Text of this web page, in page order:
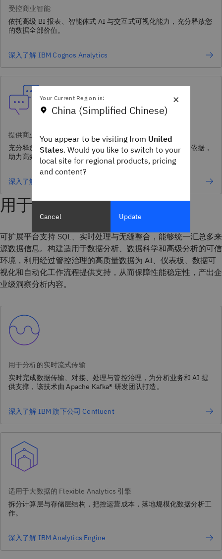
受控商业智能
依托高级 BI 报表、智能体式 AI 与交互式可视化能力，充分释放您
的数据全部价值。
深入了解 IBM Cognos Analytics
提供商业洞察分析的 AI 智能体
充分释放数据内在价值，并将其转化为清晰可操作的的参考依据，
助力高效科学决策。
深入了解 IBM® watsonx BI
用于分析和 AI 的数据平台
可扩展平台支持 SQL、实时处理与无缝整合，能够统一汇总多来
源数据信息。构建适用于数据分析、数据科学和高级分析的可信
环境，利用经过管控治理的高质量数据为 AI、仪表板、数据可
视化和自动化工作流程提供支持，从而保障性能稳定性，产出企
业级洞察分析内容。
用于分析的实时流式传输
实时完成数据传输、对接、处理与管控治理，为分析业务和 AI 提
供支撑，该技术由 Apache Kafka® 研发团队打造。
深入了解 IBM 旗下公司 Confluent
适用于大数据的 Flexible Analytics 引擎
拆分计算层与存储层结构，把控运营成本，落地规模化数据分析工
作。
深入了解 IBM Analytics Engine
×
Your Current Region is:
China (Simplified Chinese)
You appear to be visiting from United
States. Would you like to switch to your
local site for regional products, pricing
and content?
Cancel Update